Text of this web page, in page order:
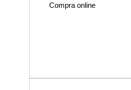
Compra online